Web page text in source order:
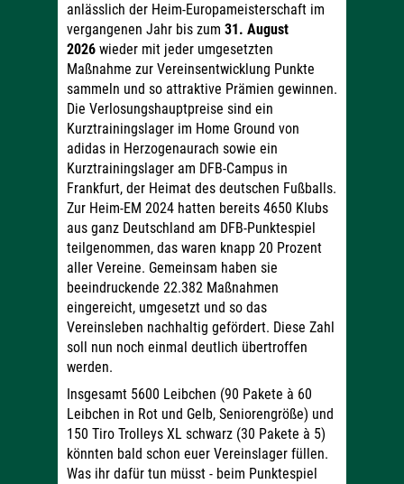
anlässlich der Heim-Europameisterschaft im
vergangenen Jahr bis zum 31. August
2026 wieder mit jeder umgesetzten
Maßnahme zur Vereinsentwicklung Punkte
sammeln und so attraktive Prämien gewinnen.
Die Verlosungshauptpreise sind ein
Kurztrainingslager im Home Ground von
adidas in Herzogenaurach sowie ein
Kurztrainingslager am DFB-Campus in
Frankfurt, der Heimat des deutschen Fußballs.
Zur Heim-EM 2024 hatten bereits 4650 Klubs
aus ganz Deutschland am DFB-Punktespiel
teilgenommen, das waren knapp 20 Prozent
aller Vereine. Gemeinsam haben sie
beeindruckende 22.382 Maßnahmen
eingereicht, umgesetzt und so das
Vereinsleben nachhaltig gefördert. Diese Zahl
soll nun noch einmal deutlich übertroffen
werden.
Insgesamt 5600 Leibchen (90 Pakete à 60
Leibchen in Rot und Gelb, Seniorengröße) und
150 Tiro Trolleys XL schwarz (30 Pakete à 5)
könnten bald schon euer Vereinslager füllen.
Was ihr dafür tun müsst - beim Punktespiel